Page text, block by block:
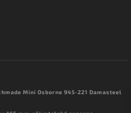
Mini Osborne 945-221 Damasteel